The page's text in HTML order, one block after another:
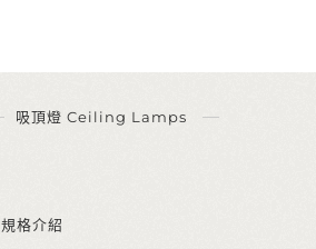
吸頂燈 Ceiling Lamps
規格介紹